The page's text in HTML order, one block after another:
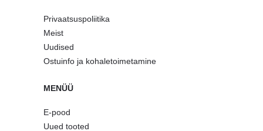
Privaatsuspoliitika
Meist
Uudised
Ostuinfo ja kohaletoimetamine
MENÜÜ
E-pood
Uued tooted